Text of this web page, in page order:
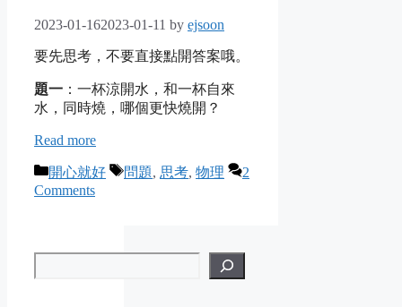
2023-01-162023-01-11 by ejsoon
要先思考，不要直接點開答案哦。
題一 ：一杯涼開水，和一杯自來
水，同時燒，哪個更快燒開？
Read more
Categories
開心就好 Tags
問題, 思考, 物理
2
Comments